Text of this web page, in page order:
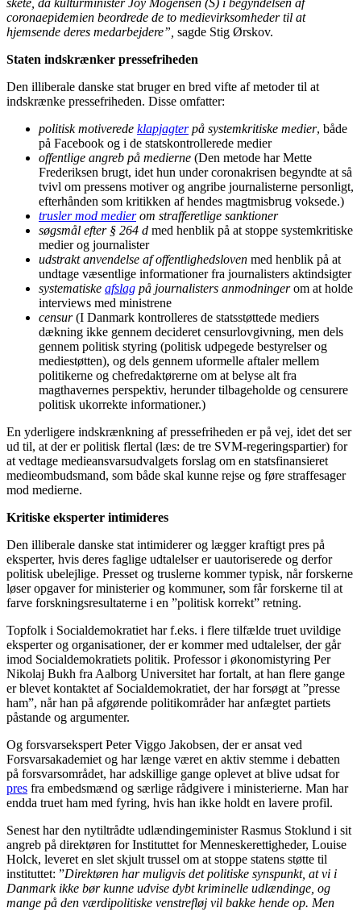
coronaepidemien beordrede de to medievirksomheder til at
hjemsende deres medarbejdere”, sagde Stig Ørskov.
Staten indskrænker pressefriheden
Den illiberale danske stat bruger en bred vifte af metoder til at
indskrænke pressefriheden. Disse omfatter:
politisk motiverede klapjagterpå systemkritiske medier, både
på Facebook og i de statskontrollerede medier
offentlige angreb på medierne (Den metode har Mette
Frederiksen brugt, idet hun under coronakrisen begyndte at så
tvivl om pressens motiver og angribe journalisterne personligt,
efterhånden som kritikken af hendes magtmisbrug voksede.)
trusler mod medierom strafferetlige sanktioner
søgsmål efter § 264 d med henblik på at stoppe systemkritiske
medier og journalister
udstrakt anvendelse af offentlighedsloven med henblik på at
undtage væsentlige informationer fra journalisters aktindsigter
systematiske afslag på journalisters anmodningerom at holde
interviews med ministrene
censur(I Danmark kontrolleres de statsstøttede mediers
dækning ikke gennem decideret censurlovgivning, men dels
gennem politisk styring (politisk udpegede bestyrelser og
mediestøtten), og dels gennem uformelle aftaler mellem
politikerne og chefredaktørerne om at belyse alt fra
magthavernes perspektiv, herunder tilbageholde og censurere
politisk ukorrekte informationer.)
En yderligere indskrænkning af pressefriheden er på vej, idet det ser
ud til, at der er politisk flertal (læs: de tre SVM-regeringspartier) for
at vedtage medieansvarsudvalgets forslag om en statsfinansieret
medieombudsmand, som både skal kunne rejse og føre straffesager
mod medierne.
Kritiske eksperter intimideres
Den illiberale danske stat intimiderer og lægger kraftigt pres på
eksperter, hvis deres faglige udtalelser er uautoriserede og derfor
politisk ubelejlige. Presset og truslerne kommer typisk, når forskerne
løser opgaver for ministerier og kommuner, som får forskerne til at
farve forskningsresultaterne i en ”politisk korrekt” retning.
Topfolk i Socialdemokratiet har f.eks. i flere tilfælde truet uvildige
eksperter og organisationer, der er kommer med udtalelser, der går
imod Socialdemokratiets politik. Professor i økonomistyring Per
Nikolaj Bukh fra Aalborg Universitet har fortalt, at han flere gange
er blevet kontaktet af Socialdemokratiet, der har forsøgt at ”presse
ham”, når han på afgørende politikområder har anfægtet partiets
påstande og argumenter.
Og forsvarsekspert Peter Viggo Jakobsen, der er ansat ved
Forsvarsakademiet og har længe været en aktiv stemme i debatten
på forsvarsområdet, har adskillige gange oplevet at blive udsat for
pres fra embedsmænd og særlige rådgivere i ministerierne. Man har
endda truet ham med fyring, hvis han ikke holdt en lavere profil.
Senest har den nytiltrådte udlændingeminister Rasmus Stoklund i sit
angreb på direktøren for Instituttet for Menneskerettigheder, Louise
Holck, leveret en slet skjult trussel om at stoppe statens støtte til
instituttet: ”Direktøren har muligvis det politiske synspunkt, at vi i
Danmark ikke bør kunne udvise dybt kriminelle udlændinge, og
mange på den værdipolitiske venstrefløj vil bakke hende op. Men